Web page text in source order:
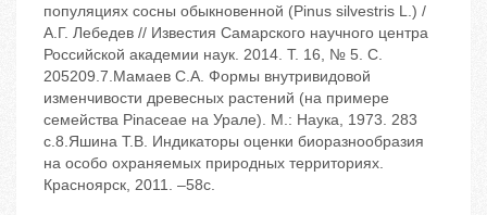
популяциях сосны обыкновенной (Pinus silvestris L.) /
А.Г. Лебедев // Известия Самарского научного центра
Российской академии наук. 2014. Т. 16, № 5. С.
205209.7.Мамаев С.А. Формы внутривидовой
изменчивости древесных растений (на примере
семейства Pinaceae на Урале). М.: Наука, 1973. 283
с.8.Яшина Т.В. Индикаторы оценки биоразнообразия
на особо охраняемых природных территориях.
Красноярск, 2011. –58с.